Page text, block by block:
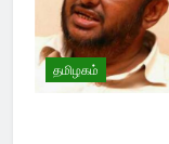
தமிழகம்